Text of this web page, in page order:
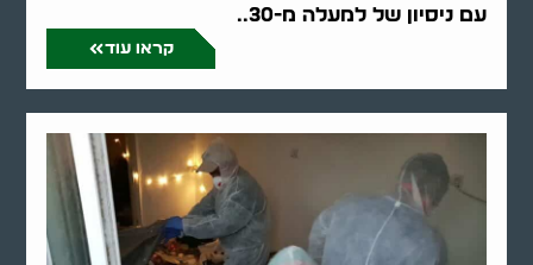
עם ניסיון של למעלה מ-30..
קראו עוד